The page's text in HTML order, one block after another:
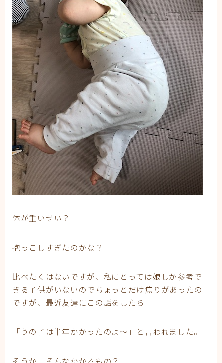
体が重いせい？
抱っこしすぎたのかな？
比べたくはないですが、私にとっては娘しか参考で
きる子供がいないのでちょっとだけ焦りがあったの
ですが、最近友達にこの話をしたら
「うの子は半年かかったのよ〜」と言われました。
そうか、そんなかかるもの？